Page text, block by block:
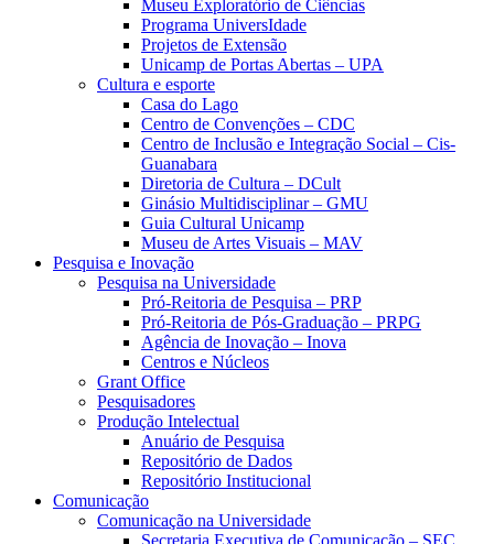
Museu Exploratório de Ciências
Programa UniversIdade
Projetos de Extensão
Unicamp de Portas Abertas – UPA
Cultura e esporte
Casa do Lago
Centro de Convenções – CDC
Centro de Inclusão e Integração Social – Cis-
Guanabara
Diretoria de Cultura – DCult
Ginásio Multidisciplinar – GMU
Guia Cultural Unicamp
Museu de Artes Visuais – MAV
Pesquisa e Inovação
Pesquisa na Universidade
Pró-Reitoria de Pesquisa – PRP
Pró-Reitoria de Pós-Graduação – PRPG
Agência de Inovação – Inova
Centros e Núcleos
Grant Office
Pesquisadores
Produção Intelectual
Anuário de Pesquisa
Repositório de Dados
Repositório Institucional
Comunicação
Comunicação na Universidade
Secretaria Executiva de Comunicação – SEC